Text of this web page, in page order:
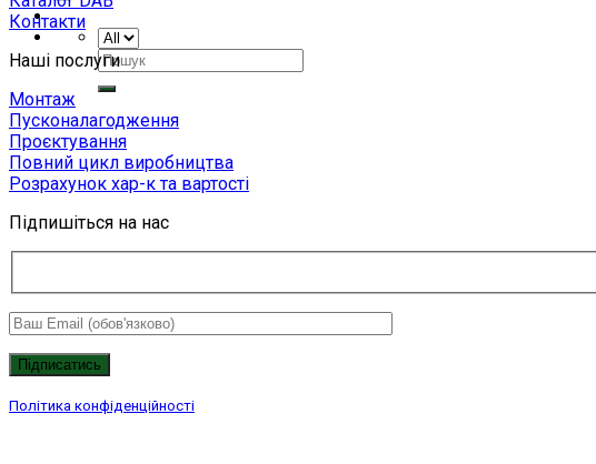
Шукати:
Контакти
Наші послуги
Монтаж
Пусконалагодження
Проєктування
Повний цикл виробництва
Розрахунок хар-к та вартості
Підпишіться на нас
Політика конфіденційності